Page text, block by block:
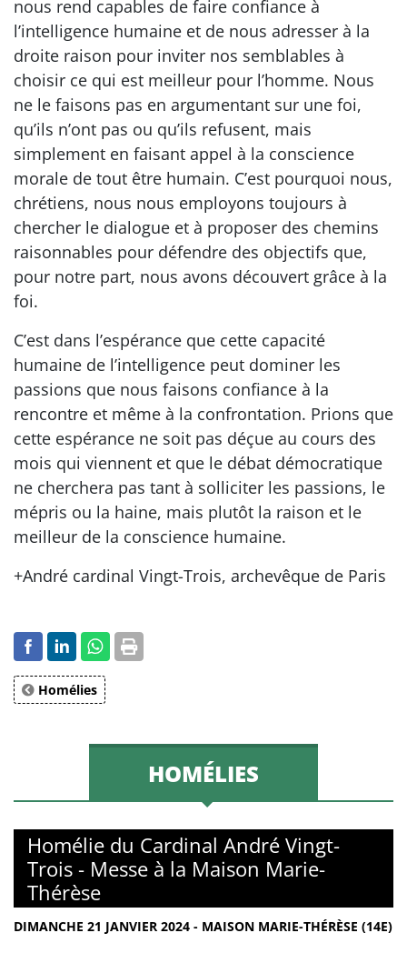
nous rend capables de faire confiance à
l’intelligence humaine et de nous adresser à la
droite raison pour inviter nos semblables à
choisir ce qui est meilleur pour l’homme. Nous
ne le faisons pas en argumentant sur une foi,
qu’ils n’ont pas ou qu’ils refusent, mais
simplement en faisant appel à la conscience
morale de tout être humain. C’est pourquoi nous,
chrétiens, nous nous employons toujours à
chercher le dialogue et à proposer des chemins
raisonnables pour défendre des objectifs que,
pour notre part, nous avons découvert grâce à la
foi.
C’est dans l’espérance que cette capacité
humaine de l’intelligence peut dominer les
passions que nous faisons confiance à la
rencontre et même à la confrontation. Prions que
cette espérance ne soit pas déçue au cours des
mois qui viennent et que le débat démocratique
ne cherchera pas tant à solliciter les passions, le
mépris ou la haine, mais plutôt la raison et le
meilleur de la conscience humaine.
+André cardinal Vingt-Trois, archevêque de Paris
Homélies
HOMÉLIES
Homélie du Cardinal André Vingt-
Trois - Messe à la Maison Marie-
Thérèse
DIMANCHE 21 JANVIER 2024 - MAISON MARIE-THÉRÈSE (14E)